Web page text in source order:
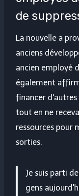
de
La nouvelle a
anciens
ancien employé
également
financer
tout en ne
ressources pour
sorties.
Je suis parti
gens